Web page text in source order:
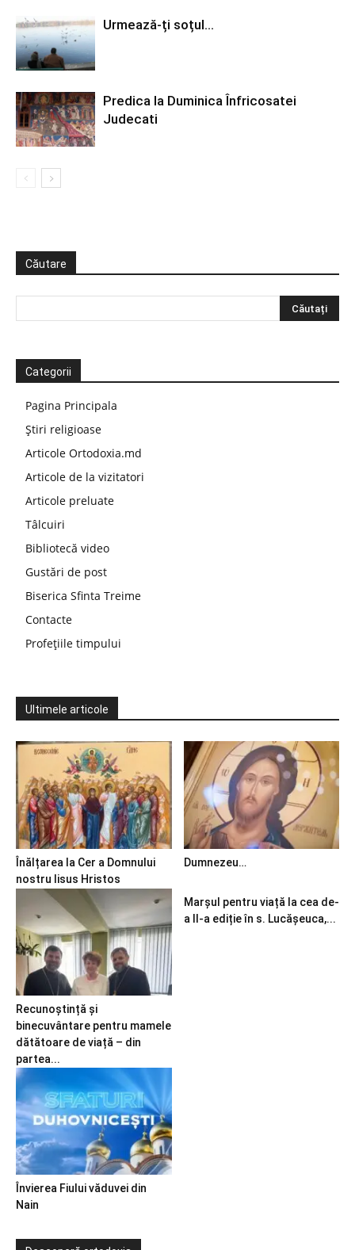
Urmează-ți soțul…
Predica la Duminica Înfricosatei
Judecati
Căutare
Categorii
Pagina Principala
Știri religioase
Articole Ortodoxia.md
Articole de la vizitatori
Articole preluate
Tâlcuiri
Bibliotecă video
Gustări de post
Biserica Sfinta Treime
Contacte
Profețiile timpului
Ultimele articole
Înălțarea la Cer a Domnului
nostru Iisus Hristos
Dumnezeu…
Recunoștință și
binecuvântare pentru mamele
dătătoare de viață – din
partea...
Marșul pentru viață la cea de-
a II-a ediție în s. Lucășeuca,...
Învierea Fiului văduvei din
Nain